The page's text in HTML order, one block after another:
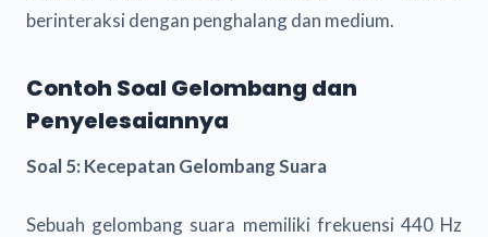
berinteraksi dengan penghalang dan medium.
Contoh Soal Gelombang dan
Penyelesaiannya
Soal 5: Kecepatan Gelombang Suara
Sebuah gelombang suara memiliki frekuensi 440 Hz